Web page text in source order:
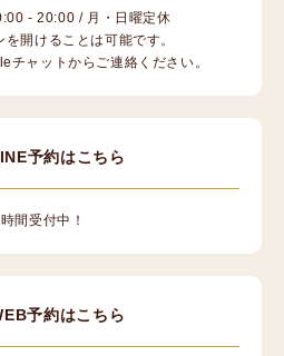
- 20:00 / 月・日曜定休
開けることは可能です。
チャットからご連絡ください。
予約はこちら
間受付中！
予約はこちら